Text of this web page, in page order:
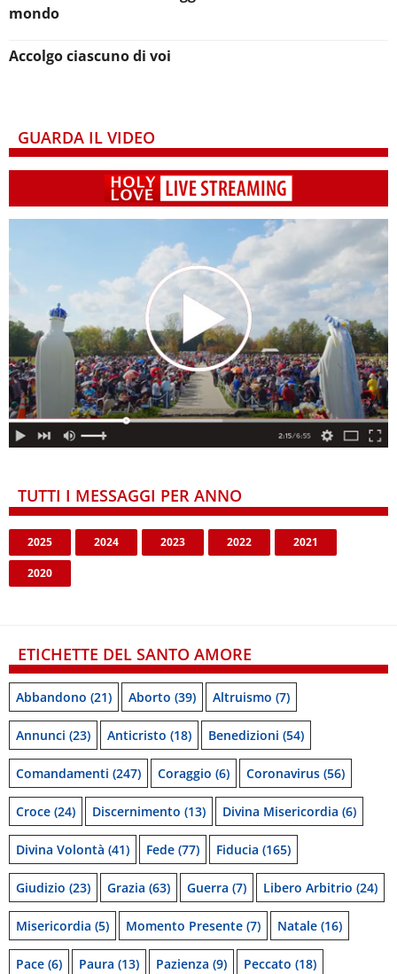
mondo
Accolgo ciascuno di voi
GUARDA IL VIDEO
TUTTI I MESSAGGI PER ANNO
2025 2024 2023 2022 2021
2020
ETICHETTE DEL SANTO AMORE
Abbandono (21) Aborto (39) Altruismo (7)
Annunci (23) Anticristo (18) Benedizioni (54)
Comandamenti (247) Coraggio (6) Coronavirus (56)
Croce (24) Discernimento (13) Divina Misericordia (6)
Divina Volontà (41) Fede (77) Fiducia (165)
Giudizio (23) Grazia (63) Guerra (7) Libero Arbitrio (24)
Misericordia (5) Momento Presente (7) Natale (16)
Pace (6) Paura (13) Pazienza (9) Peccato (18)